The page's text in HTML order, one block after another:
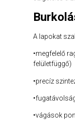
A lapokat
•megfelelő
felületfüggő)
•precíz
•vágások